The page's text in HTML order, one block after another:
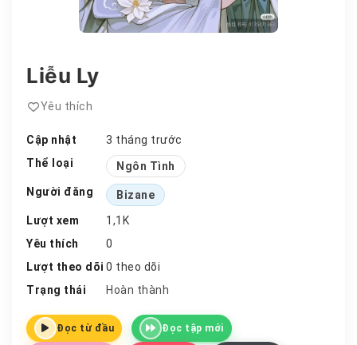
Liễu Ly
Yêu thích
Cập nhật
3 tháng trước
Thể loại
Ngôn Tình
Người đăng
Bizane
Lượt xem
1,1K
Yêu thích
0
Lượt theo dõi 0 theo dõi
Trạng thái
Hoàn thành
Đọc từ đầu Đọc tập mới